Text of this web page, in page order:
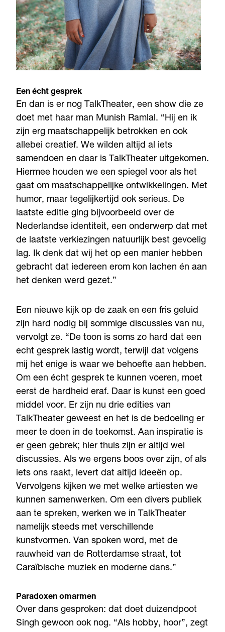
Een écht gesprek
En dan is er nog TalkTheater, een show die ze
doet met haar man Munish Ramlal. “Hij en ik
zijn erg maatschappelijk betrokken en ook
allebei creatief. We wilden altijd al iets
samendoen en daar is TalkTheater uitgekomen.
Hiermee houden we een spiegel voor als het
gaat om maatschappelijke ontwikkelingen. Met
humor, maar tegelijkertijd ook serieus. De
laatste editie ging bijvoorbeeld over de
Nederlandse identiteit, een onderwerp dat met
de laatste verkiezingen natuurlijk best gevoelig
lag. Ik denk dat wij het op een manier hebben
gebracht dat iedereen erom kon lachen én aan
het denken werd gezet.”
Een nieuwe kijk op de zaak en een fris geluid
zijn hard nodig bij sommige discussies van nu,
vervolgt ze. “De toon is soms zo hard dat een
echt gesprek lastig wordt, terwijl dat volgens
mij het enige is waar we behoefte aan hebben.
Om een écht gesprek te kunnen voeren, moet
eerst de hardheid eraf. Daar is kunst een goed
middel voor. Er zijn nu drie edities van
TalkTheater geweest en het is de bedoeling er
meer te doen in de toekomst. Aan inspiratie is
er geen gebrek; hier thuis zijn er altijd wel
discussies. Als we ergens boos over zijn, of als
iets ons raakt, levert dat altijd ideeën op.
Vervolgens kijken we met welke artiesten we
kunnen samenwerken. Om een divers publiek
aan te spreken, werken we in TalkTheater
namelijk steeds met verschillende
kunstvormen. Van spoken word, met de
rauwheid van de Rotterdamse straat, tot
Caraïbische muziek en moderne dans.”
Paradoxen omarmen
Over dans gesproken: dat doet duizendpoot
Singh gewoon ook nog. “Als hobby, hoor”, zegt